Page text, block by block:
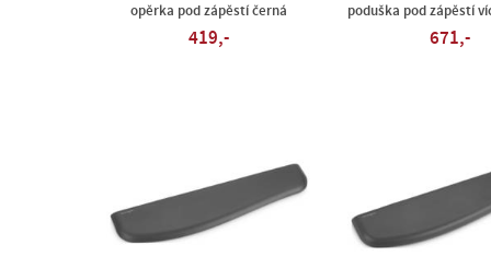
opěrka pod zápěstí černá
419,-
poduška pod zápěstí
671,-